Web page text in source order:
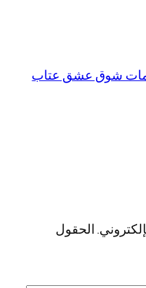
شوق عشق عتاب
الحقول